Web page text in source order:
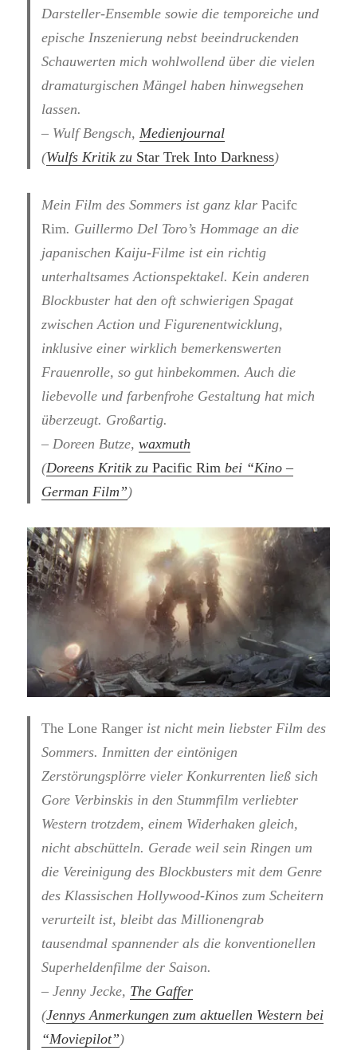
Darsteller-Ensemble sowie die temporeiche und
epische Inszenierung nebst beeindruckenden
Schauwerten mich wohlwollend über die vielen
dramaturgischen Mängel haben hinwegsehen
lassen.
– Wulf Bengsch,Medienjournal
(Wulfs Kritik zu Star Trek Into Darkness)
Mein Film des Sommers ist ganz klarPacifc
Rim. Guillermo Del Toro’s Hommage an die
japanischen Kaiju-Filme ist ein richtig
unterhaltsames Actionspektakel. Kein anderen
Blockbuster hat den oft schwierigen Spagat
zwischen Action und Figurenentwicklung,
inklusive einer wirklich bemerkenswerten
Frauenrolle, so gut hinbekommen. Auch die
liebevolle und farbenfrohe Gestaltung hat mich
überzeugt. Großartig.
– Doreen Butze,waxmuth
(Doreens Kritik zuPacific Rim bei “Kino –
German Film”)
The Lone Ranger ist nicht mein liebster Film des
Sommers. Inmitten der eintönigen
Zerstörungsplörre vieler Konkurrenten ließ sich
Gore Verbinskis in den Stummfilm verliebter
Western trotzdem, einem Widerhaken gleich,
nicht abschütteln. Gerade weil sein Ringen um
die Vereinigung des Blockbusters mit dem Genre
des Klassischen Hollywood-Kinos zum Scheitern
verurteilt ist, bleibt das Millionengrab
tausendmal spannender als die konventionellen
Superheldenfilme der Saison.
– Jenny Jecke, The Gaffer
(Jennys Anmerkungen zum aktuellen Western bei
“Moviepilot”)